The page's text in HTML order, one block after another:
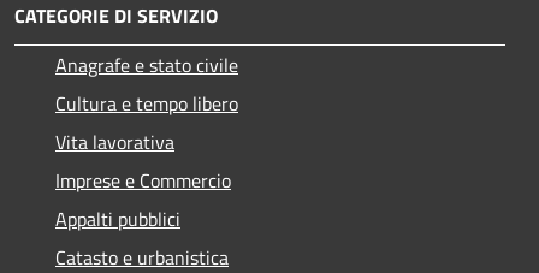
CATEGORIE DI SERVIZIO
Anagrafe e stato civile
Cultura e tempo libero
Vita lavorativa
Imprese e Commercio
Appalti pubblici
Catasto e urbanistica